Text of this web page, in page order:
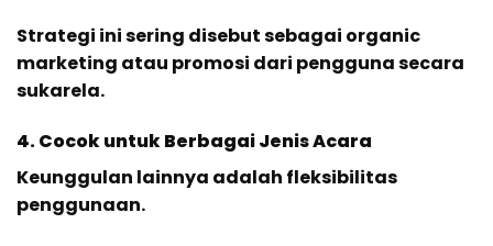
Strategi ini sering disebut sebagai organic
marketing atau promosi dari pengguna secara
sukarela.
4. Cocok untuk Berbagai Jenis Acara
Keunggulan lainnya adalah fleksibilitas
penggunaan.